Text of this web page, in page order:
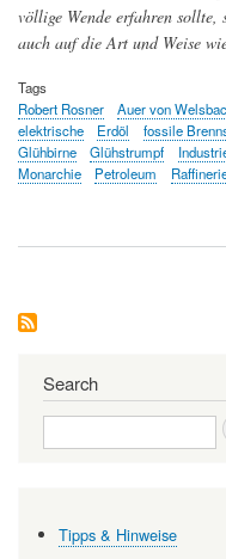
völlige Wende erfahren
auch auf die Art und Weise
Tags
Robert Rosner
Auer von
elektrische
Erdöl fossile
Glühbirne
Glühstrumpf
Monarchie
Petroleum
Search
Search
Tipps & Hinweise